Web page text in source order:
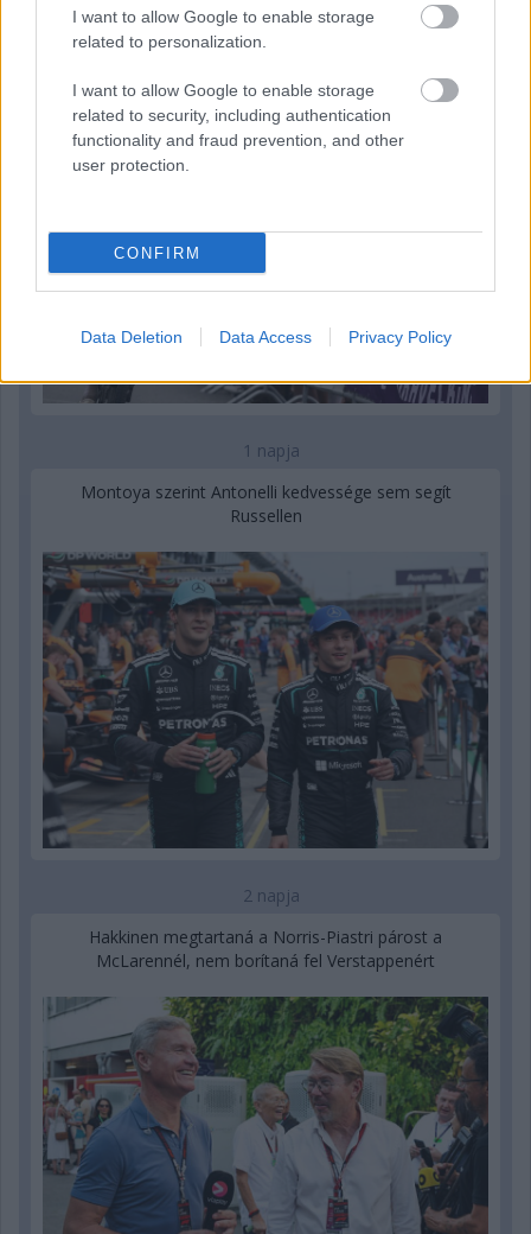
I want to allow Google to enable storage
related to personalization.
I want to allow Google to enable storage
related to security, including authentication
functionality and fraud prevention, and other
user protection.
CONFIRM
Data Deletion Data Access Privacy Policy
Kerékpáros világbajnokságra kvalifikálta magát Bottas az
F1-es nyári szünetben
1 napja
Montoya szerint Antonelli kedvessége sem segít
Russellen
2 napja
Hakkinen megtartaná a Norris-Piastri párost a
McLarennél, nem borítaná fel Verstappenért